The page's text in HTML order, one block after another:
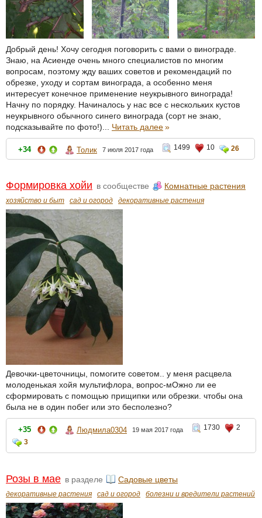
Добрый день! Хочу сегодня поговорить с вами о винограде.
Знаю, на Асиенде очень много специалистов по многим
вопросам, поэтому жду ваших советов и рекомендаций по
обрезке, уходу и сортам винограда, а особенно меня
интересует конечное применение неукрывного винограда!
Начну по порядку. Начиналось у нас все с нескольких кустов
неукрывного обычного синего винограда (сорт не знаю,
подсказывайте по фото!)... Читать далее»
+34 Толик 7 июля 2017 года 1499 10 26
Формировка хойи в сообществе Комнатные растения
хозяйство и быт сад и огород декоративные растения
Девочки-цветочницы, помогите советом.. у меня расцвела
молоденькая хойя мультифлора, вопрос-мОжно ли ее
сформировать с помощью прищипки или обрезки. чтобы она
была не в один побег или это бесполезно?
+35 Людмила0304 19 мая 2017 года 1730
2
3
Розы в мае в разделе Садовые цветы
декоративные растения сад и огород болезни и вредители растений